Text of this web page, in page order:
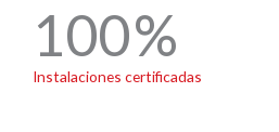
100
Instalaciones certificadas